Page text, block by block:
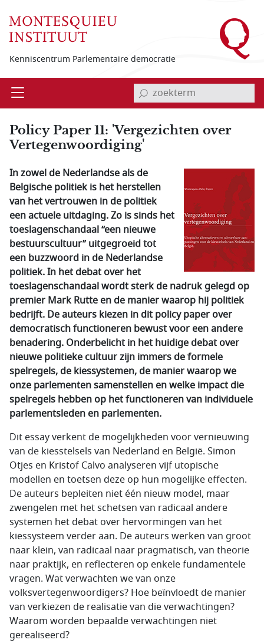
Kenniscentrum Parlementaire democratie
Open invoerveld zoekterm
Policy Paper 11: 'Vergezichten over
Vertegenwoordiging'
In zowel de Nederlandse als de
Belgische politiek is het herstellen
van het vertrouwen in de politiek
een actuele uitdaging. Zo is sinds het
toeslagenschandaal “een nieuwe
bestuurscultuur” uitgegroeid tot
een buzzwoord in de Nederlandse
politiek. In het debat over het
toeslagenschandaal wordt sterk de nadruk gelegd op
premier Mark Rutte en de manier waarop hij politiek
bedrijft. De auteurs kiezen in dit policy paper over
democratisch functioneren bewust voor een andere
benadering. Onderbelicht in het huidige debat over
nieuwe politieke cultuur zijn immers de formele
spelregels, de kiessystemen, de manier waarop we
onze parlementen samenstellen en welke impact die
spelregels hebben op het functioneren van individuele
parlementsleden en parlementen.
Dit essay verkent de mogelijkheden voor vernieuwing
van de kiesstelsels van Nederland en België. Simon
Otjes en Kristof Calvo analyseren vijf utopische
modellen en toetsen deze op hun mogelijke effecten.
De auteurs bepleiten niet één nieuw model, maar
zwengelen met het schetsen van radicaal andere
systemen het debat over hervormingen van het
kiessysteem verder aan. De auteurs werken van groot
naar klein, van radicaal naar pragmatisch, van theorie
naar praktijk, en reflecteren op enkele fundamentele
vragen. Wat verwachten we van onze
volksvertegenwoordigers? Hoe beïnvloedt de manier
van verkiezen de realisatie van die verwachtingen?
Waarom worden bepaalde verwachtingen niet
gerealiseerd?